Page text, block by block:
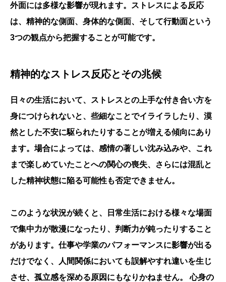
外面には多様な影響が現れます。ストレスによる反応
は、精神的な側面、身体的な側面、そして行動面という
3つの観点から把握することが可能です。
精神的なストレス反応とその兆候
日々の生活において、ストレスとの上手な付き合い方を
身につけられないと、些細なことでイライラしたり、漠
然とした不安に駆られたりすることが増える傾向にあり
ます。場合によっては、感情の著しい沈み込みや、これ
まで楽しめていたことへの関心の喪失、さらには混乱と
した精神状態に陥る可能性も否定できません。
このような状況が続くと、日常生活における様々な場面
で集中力が散漫になったり、判断力が鈍ったりすること
があります。仕事や学業のパフォーマンスに影響が出る
だけでなく、人間関係においても誤解やすれ違いを生じ
させ、孤立感を深める原因にもなりかねません。心身の